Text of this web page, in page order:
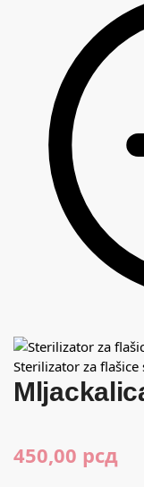
Sterilizator za flašice
450,00 рсд